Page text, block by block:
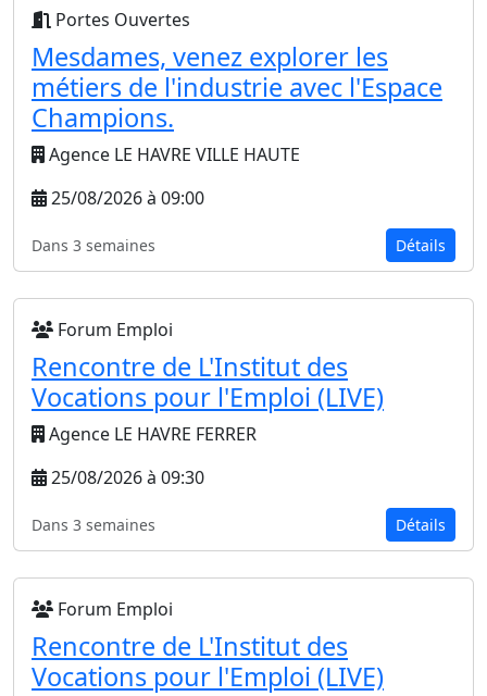
Portes Ouvertes
Mesdames, venez explorer les
métiers de l'industrie avec l'Espace
Champions.
Agence LE HAVRE VILLE HAUTE
25/08/2026 à 09:00
Dans 3 semaines Détails
Forum Emploi
Rencontre de L'Institut des
Vocations pour l'Emploi (LIVE)
Agence LE HAVRE FERRER
25/08/2026 à 09:30
Dans 3 semaines Détails
Forum Emploi
Rencontre de L'Institut des
Vocations pour l'Emploi (LIVE)